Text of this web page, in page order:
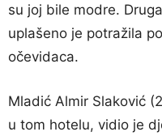
su joj bile modre.
uplašeno je potražila
očevidaca.
Mladić Almir Slaković
u tom hotelu, vidio je